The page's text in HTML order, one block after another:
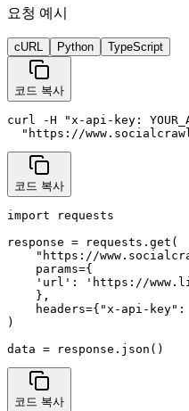
요청 예시
cURL Python TypeScript
코드 복사
curl -H "x-api-key:
"https://
코드 복사
import requests
response = requests.get(
"https://
    params={
'url': 'https://
    },
headers={"x-api-key":
)
data = response.json()
코드 복사